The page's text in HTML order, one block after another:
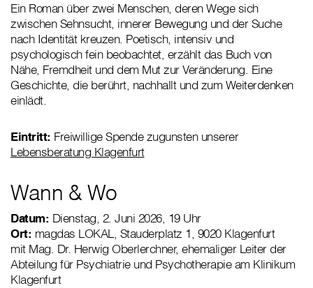
Ein Roman über zwei Menschen, deren Wege sich
zwischen Sehnsucht, innerer Bewegung und der Suche
nach Identität kreuzen. Poetisch, intensiv und
psychologisch fein beobachtet, erzählt das Buch von
Nähe, Fremdheit und dem Mut zur Veränderung. Eine
Geschichte, die berührt, nachhallt und zum Weiterdenken
einlädt.
Eintritt: Freiwillige Spende zugunsten unserer
Lebensberatung Klagenfurt
Wann & Wo
Datum: Dienstag, 2. Juni 2026, 19 Uhr
Ort: magdas LOKAL, Stauderplatz 1, 9020 Klagenfurt
mit Mag. Dr. Herwig Oberlerchner, ehemaliger Leiter der
Abteilung für Psychiatrie und Psychotherapie am Klinikum
Klagenfurt